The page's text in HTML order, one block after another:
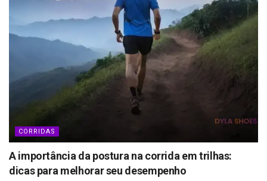
CORRIDAS
A importância da postura na corrida em trilhas:
dicas para melhorar seu desempenho